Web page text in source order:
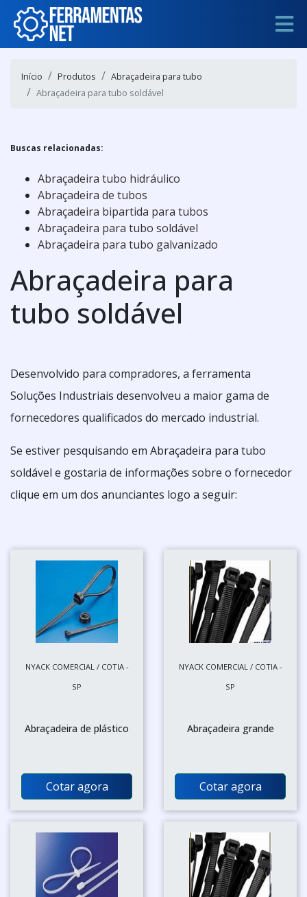
Início Produtos
Abraçadeira para tubo
Abraçadeira para tubo soldável
Buscas relacionadas:
Abraçadeira tubo hidráulico
Abraçadeira de tubos
Abraçadeira bipartida para tubos
Abraçadeira para tubo soldável
Abraçadeira para tubo galvanizado
Abraçadeira para
tubo soldável
Desenvolvido para compradores, a ferramenta
Soluções Industriais desenvolveu a maior gama de
fornecedores qualificados do mercado industrial.
Se estiver pesquisando em Abraçadeira para tubo
soldável e gostaria de informações sobre o fornecedor
clique em um dos anunciantes logo a seguir:
NYACK COMERCIAL / COTIA -
SP
Abraçadeira de plástico
Cotar agora
NYACK COMERCIAL / COTIA -
SP
Abraçadeira grande
Cotar agora